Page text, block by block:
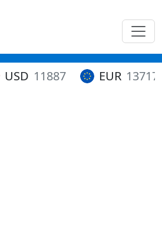
USD 11887 EUR 13717